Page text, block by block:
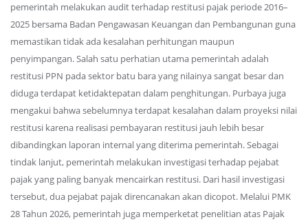
pemerintah melakukan audit terhadap restitusi pajak periode 2016–
2025 bersama Badan Pengawasan Keuangan dan Pembangunan guna
memastikan tidak ada kesalahan perhitungan maupun
penyimpangan. Salah satu perhatian utama pemerintah adalah
restitusi PPN pada sektor batu bara yang nilainya sangat besar dan
diduga terdapat ketidaktepatan dalam penghitungan. Purbaya juga
mengakui bahwa sebelumnya terdapat kesalahan dalam proyeksi nilai
restitusi karena realisasi pembayaran restitusi jauh lebih besar
dibandingkan laporan internal yang diterima pemerintah. Sebagai
tindak lanjut, pemerintah melakukan investigasi terhadap pejabat
pajak yang paling banyak mencairkan restitusi. Dari hasil investigasi
tersebut, dua pejabat pajak direncanakan akan dicopot. Melalui PMK
28 Tahun 2026, pemerintah juga memperketat penelitian atas Pajak